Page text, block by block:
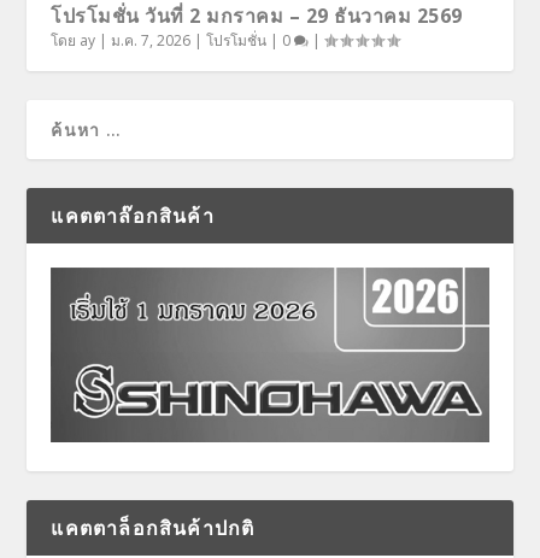
โปรโมชั่น วันที่ 2 มกราคม – 29 ธันวาคม 2569
โดย ay |ม.ค. 7, 2026 |โปรโมชั่น | 0 |
แคตตาล๊อกสินค้า
แคตตาล็อกสินค้าปกติ